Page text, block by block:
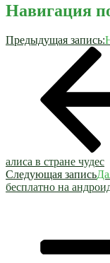
Навигация
Предыдущая запись:
алиса в стране чудес
Следующая запись
бесплатно на